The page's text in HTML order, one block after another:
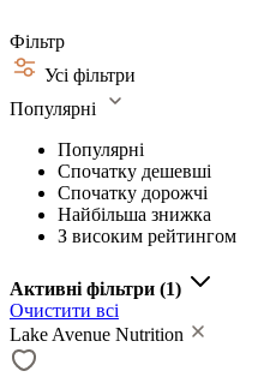
Фільтр
Усі фільтри
Популярні
Популярні
Спочатку дешевші
Спочатку дорожчі
Найбільша знижка
З високим рейтингом
Активні фільтри (1)
Очистити всі
Lake Avenue Nutrition